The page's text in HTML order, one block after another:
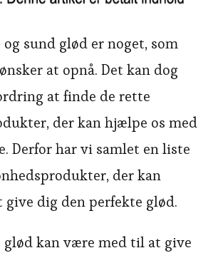
sund glød er noget, som
at opnå. Det kan dog
at finde de rette
der kan hjælpe os med
Derfor har vi samlet en liste
der kan
dig den perfekte glød.
glød kan være med til at give